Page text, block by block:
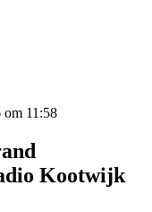
om 11:58
Kootwijk